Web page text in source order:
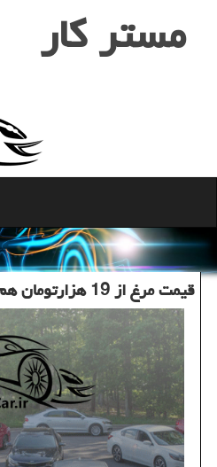
مستر كار
قیمت مرغ از 19 هزارتومان هم گذشت